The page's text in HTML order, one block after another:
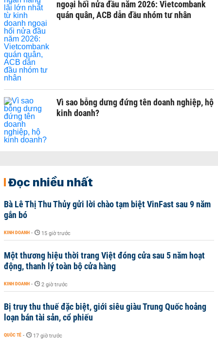
ngoại hối nửa đầu năm 2026: Vietcombank
quán quân, ACB dẫn đầu nhóm tư nhân
Vì sao bỗng dưng đứng tên doanh nghiệp, hộ
kinh doanh?
Đọc nhiều nhất
Bà Lê Thị Thu Thủy gửi lời chào tạm biệt VinFast sau 9 năm
gắn bó
KINH DOANH - 15 giờ trước
Một thương hiệu thời trang Việt đóng cửa sau 5 năm hoạt
động, thanh lý toàn bộ cửa hàng
KINH DOANH - 2 giờ trước
Bị truy thu thuế đặc biệt, giới siêu giàu Trung Quốc hoảng
loạn bán tài sản, cổ phiếu
QUỐC TẾ - 17 giờ trước